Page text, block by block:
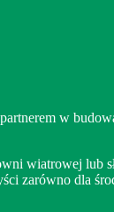
w
wiatrowej lub
zarówno dla